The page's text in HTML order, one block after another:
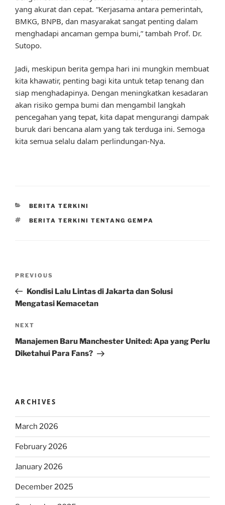
yang akurat dan cepat. “Kerjasama antara pemerintah,
BMKG, BNPB, dan masyarakat sangat penting dalam
menghadapi ancaman gempa bumi,” tambah Prof. Dr.
Sutopo.
Jadi, meskipun berita gempa hari ini mungkin membuat
kita khawatir, penting bagi kita untuk tetap tenang dan
siap menghadapinya. Dengan meningkatkan kesadaran
akan risiko gempa bumi dan mengambil langkah
pencegahan yang tepat, kita dapat mengurangi dampak
buruk dari bencana alam yang tak terduga ini. Semoga
kita semua selalu dalam perlindungan-Nya.
CATEGORIES
BERITA TERKINI
TAGS
BERITA TERKINI TENTANG GEMPA
Previous
Post
PREVIOUS
Kondisi Lalu Lintas di Jakarta dan Solusi
Mengatasi Kemacetan
Next
Post
NEXT
Manajemen Baru Manchester United: Apa yang Perlu
Diketahui Para Fans?
ARCHIVES
March 2026
February 2026
January 2026
December 2025